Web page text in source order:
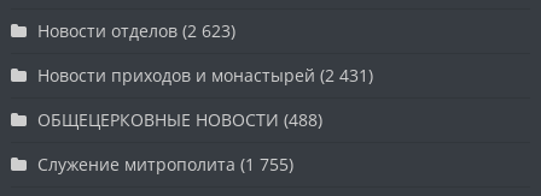
Новости отделов (2 623)
Новости приходов и монастырей (2 431)
ОБЩЕЦЕРКОВНЫЕ НОВОСТИ (488)
Служение митрополита (1 755)